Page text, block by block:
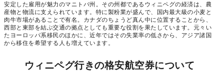
安定した雇用が魅力のマニトバ州。その州都であるウィニペグの経済は、農
産物と物流に支えられています。特に製粉業が盛んで、国内最大級の小麦と
肉牛市場があることで有名。カナダのちょうど真ん中に位置することから、
西部と東部を結ぶ交通の拠点としても重要な役割を果たしています。元々い
たヨーロッパ系移民のほかに、近年ではその失業率の低さから、アジア諸国
から移住を希望する人も増えています。
ウィニペグ行きの格安航空券について